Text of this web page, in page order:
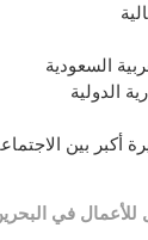
السعودية
الدولية
أكبر بين
للأعمال في